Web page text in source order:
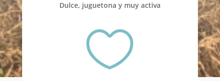
Dulce, juguetona y muy activa
